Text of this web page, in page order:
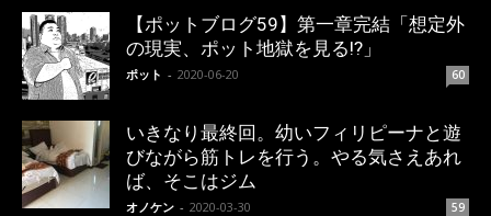
【ポットブログ59】第一章完結「想定外
の現実、ポット地獄を見る!?」
ポット - 2020-06-20 60
いきなり最終回。幼いフィリピーナと遊
びながら筋トレを行う。やる気さえあれ
ば、そこはジム
オノケン - 2020-03-30 59